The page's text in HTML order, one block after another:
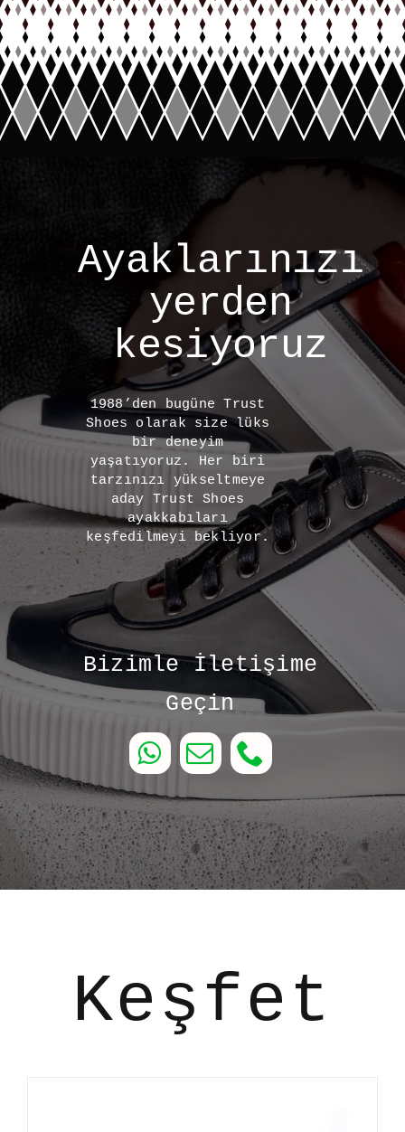
Ayaklarınızı
yerden
kesiyoruz
1988’den bugüne Trust
Shoes olarak size lüks
bir deneyim
yaşatıyoruz. Her biri
tarzınızı yükseltmeye
aday Trust Shoes
ayakkabıları
keşfedilmeyi bekliyor.
Bizimle İletişime
Geçin
Keşfet